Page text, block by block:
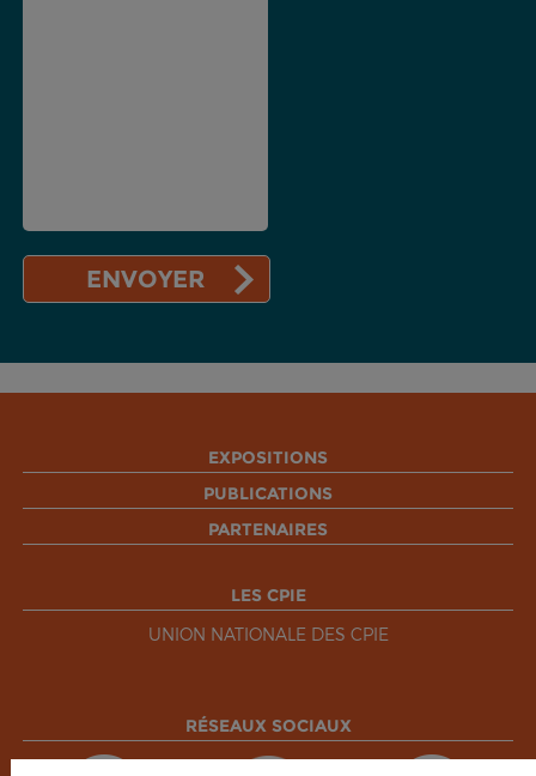
EXPOSITIONS
PUBLICATIONS
PARTENAIRES
LES CPIE
UNION NATIONALE DES CPIE
RÉSEAUX SOCIAUX